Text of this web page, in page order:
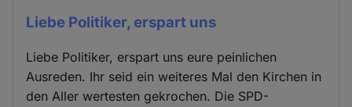
Liebe Politiker, erspart uns
Liebe Politiker, erspart uns eure peinlichen
Ausreden. Ihr seid ein weiteres Mal den Kirchen in
den Aller wertesten gekrochen. Die SPD-